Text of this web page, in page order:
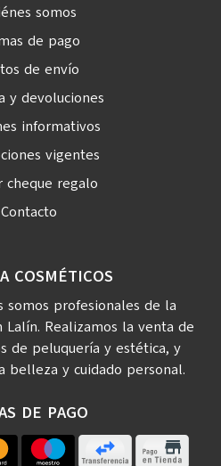
COSMÉTICOS
somos profesionales de la
Realizamos la venta de
de peluquería y estética, y
belleza y cuidado personal.
DE PAGO
somos
de pago
de envío
y devoluciones
informativos
vigentes
cheque regalo
Contacto